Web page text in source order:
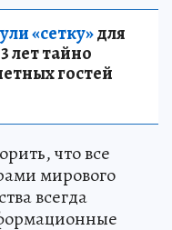
«сетку»для
лет тайно
гостей
что все
мирового
всегда